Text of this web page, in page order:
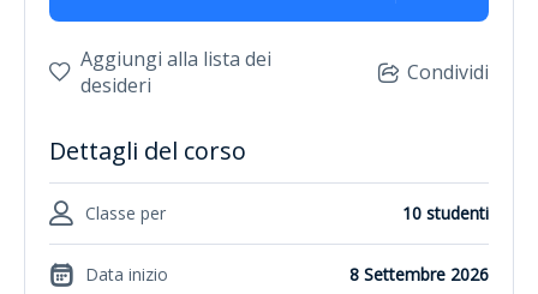
Aggiungi alla lista dei
desideri
Condividi
Dettagli del corso
Classe per 10 studenti
Data inizio 8 Settembre 2026